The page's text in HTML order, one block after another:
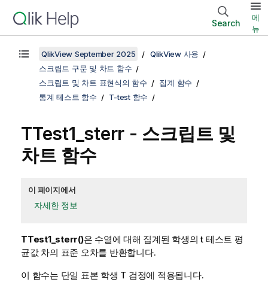
Search
메
뉴
QlikView September 2025
QlikView 사용
스크립트 구문 및 차트 함수
스크립트 및 차트 표현식의 함수
집계 함수
통계 테스트 함수
T-test 함수
TTest1_sterr - 스크립트 및
차트 함수
이 페이지에서
자세한 정보
TTest1_sterr()은 수열에 대해 집계된 학생의 t 테스트 평
균값 차의 표준 오차를 반환합니다.
이 함수는 단일 표본 학생 T 검정에 적용됩니다.